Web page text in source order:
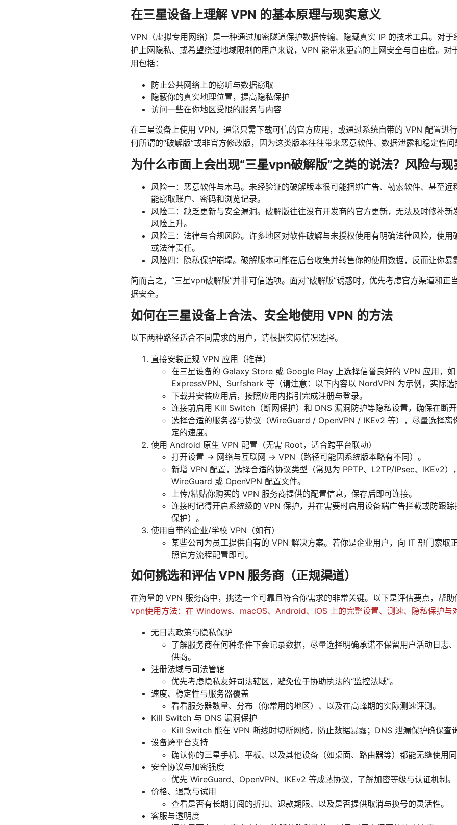
在三星设备上理解 VPN 的基本原理与现实意义
VPN（虚拟专用网络）是一种通过加密隧道保护数据传输、隐藏真实 IP 的技术工具。对
护上网隐私、或希望绕过地域限制的用户来说，VPN 能带来更高的上网安全与自由度。对
用包括：
防止公共网络上的窃听与数据窃取
隐蔽你的真实地理位置，提高隐私保护
访问一些在你地区受限的服务与内容
在三星设备上使用 VPN，通常只需下载可信的官方应用，或通过系统自带的 VPN 配置进
何所谓的“破解版”或非官方修改版，因为这类版本往往带来恶意软件、数据泄露和稳定性问
为什么市面上会出现“三星vpn破解版”之类的说法？风险与现
风险一：恶意软件与木马。未经验证的破解版本很可能捆绑广告、勒索软件、甚至
能窃取账户、密码和浏览记录。
风险二：缺乏更新与安全漏洞。破解版往往没有开发商的官方更新，无法及时修补
风险上升。
风险三：法律与合规风险。许多地区对软件破解与未授权使用有明确法律风险，使用
或法律责任。
风险四：隐私保护崩塌。破解版本可能在后台收集并转售你的使用数据，反而让你暴
简而言之，“三星vpn破解版”并非可信选项。面对“破解版”诱惑时，优先考虑官方渠道和正
据安全。
如何在三星设备上合法、安全地使用 VPN 的方法
以下两种路径适合不同需求的用户，请根据实际情况选择。
直接安装正规 VPN 应用（推荐）
在三星设备的 Galaxy Store 或 Google Play 上选择信誉良好的 VPN 应用，如
ExpressVPN、Surfshark 等（请注意：以下内容以 NordVPN 为示例，实际选
下载并安装应用后，按照应用内指引完成注册与登录。
连接前启用 Kill Switch（断网保护）和 DNS 漏洞防护等隐私设置，确保在断开
选择合适的服务器与协议（WireGuard / OpenVPN / IKEv2 等），尽量选择离
定的速度。
使用 Android 原生 VPN 配置（无需 Root，适合跨平台联动）
打开设置 -> 网络与互联网 -> VPN（路径可能因系统版本略有不同）。
新增 VPN 配置，选择合适的协议类型（常见为 PPTP、L2TP/IPsec、IKEv2）
WireGuard 或 OpenVPN 配置文件。
上传/粘贴你购买的 VPN 服务商提供的配置信息，保存后即可连接。
连接时记得开启系统级的 VPN 保护，并在需要时启用设备端广告拦截或防跟
保护）。
使用自带的企业/学校 VPN（如有）
某些公司为员工提供自有的 VPN 解决方案。若你是企业用户，向 IT 部门索取
照官方流程配置即可。
如何挑选和评估 VPN 服务商（正规渠道）
在海量的 VPN 服务商中，挑选一个可靠且符合你需求的非常关键。以下是评估要点，帮助
vpn使用方法：在 Windows、macOS、Android、iOS 上的完整设置、测速、隐私保护与
无日志政策与隐私保护
了解服务商在何种条件下会记录数据，尽量选择明确承诺不保留用户活动日志
供商。
注册法域与司法管辖
优先考虑隐私友好司法辖区，避免位于协助执法的“监控法域”。
速度、稳定性与服务器覆盖
看看服务器数量、分布（你常用的地区）、以及在高峰期的实际测速评测。
Kill Switch 与 DNS 漏洞保护
Kill Switch 能在 VPN 断线时切断网络，防止数据暴露；DNS 泄漏保护确保查
设备跨平台支持
确认你的三星手机、平板、以及其他设备（如桌面、路由器等）都能无缝使用同
安全协议与加密强度
优先 WireGuard、OpenVPN、IKEv2 等成熟协议，了解加密等级与认证机制。
价格、退款与试用
查看是否有长期订阅的折扣、退款期限、以及是否提供取消与换号的灵活性。
客服与透明度